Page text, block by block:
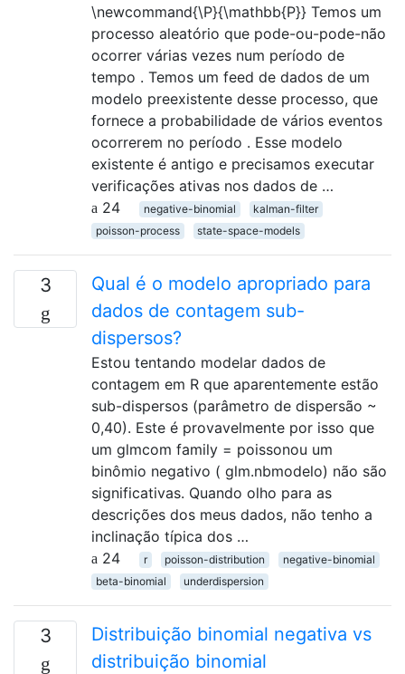
\newcommand{\P}{\mathbb{P}} Temos um
processo aleatório que pode-ou-pode-não
ocorrer várias vezes num período de
tempo . Temos um feed de dados de um
modelo preexistente desse processo, que
fornece a probabilidade de vários eventos
ocorrerem no período . Esse modelo
existente é antigo e precisamos executar
verificações ativas nos dados de …
24
negative-binomial
kalman-filter
poisson-process
state-space-models
3
Qual é o modelo apropriado para
dados de contagem sub-
dispersos?
Estou tentando modelar dados de
contagem em R que aparentemente estão
sub-dispersos (parâmetro de dispersão ~
0,40). Este é provavelmente por isso que
um glmcom family = poissonou um
binômio negativo ( glm.nbmodelo) não são
significativas. Quando olho para as
descrições dos meus dados, não tenho a
inclinação típica dos …
24
r poisson-distribution
negative-binomial
beta-binomial
underdispersion
3
Distribuição binomial negativa vs
distribuição binomial